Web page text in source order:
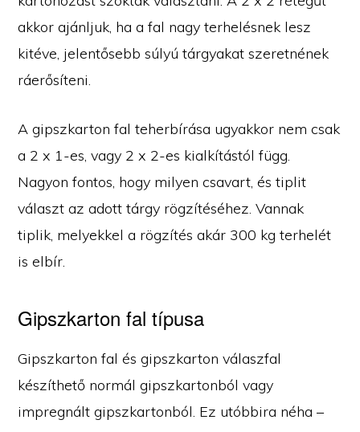
akkor ajánljuk, ha a fal nagy terhelésnek lesz
kitéve, jelentősebb súlyú tárgyakat szeretnének
ráerősíteni.
A gipszkarton fal teherbírása ugyakkor nem csak
a 2 x 1-es, vagy 2 x 2-es kialkítástól függ.
Nagyon fontos, hogy milyen csavart, és tiplit
választ az adott tárgy rögzítéséhez. Vannak
tiplik, melyekkel a rögzítés akár 300 kg terhelét
is elbír.
Gipszkarton fal típusa
Gipszkarton fal és gipszkarton válaszfal
készíthető normál gipszkartonból vagy
impregnált gipszkartonból. Ez utóbbira néha –